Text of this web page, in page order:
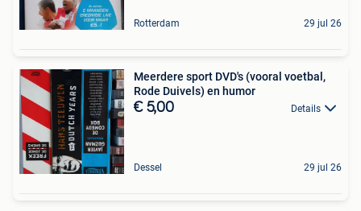
Rotterdam 29 jul 26
Meerdere sport DVD's (vooral voetbal,
Rode Duivels) en humor
€ 5,00 Details
Dessel 29 jul 26